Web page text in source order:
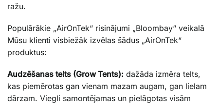
ražu.
Populārākie „AirOnTek“ risinājumi „Bloombay“ veikalā
Mūsu klienti visbiežāk izvēlas šādus „AirOnTek“
produktus:
Audzēšanas telts (Grow Tents): dažāda izmēra telts,
kas piemērotas gan vienam mazam augam, gan lielam
dārzam. Viegli samontējamas un pielāgotas visām